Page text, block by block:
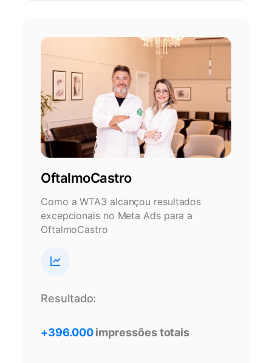
OftalmoCastro
Como a WTA3 alcançou resultados
excepcionais no Meta Ads para a
OftalmoCastro
Resultado:
+396.000impressões totais